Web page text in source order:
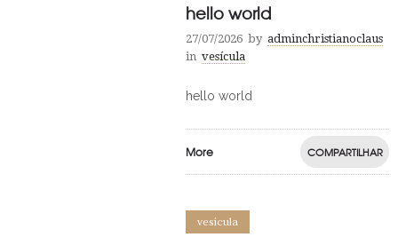
hello world
27/07/2026 by adminchristianoclaus
in vesícula
hello world
More COMPARTILHAR
vesícula